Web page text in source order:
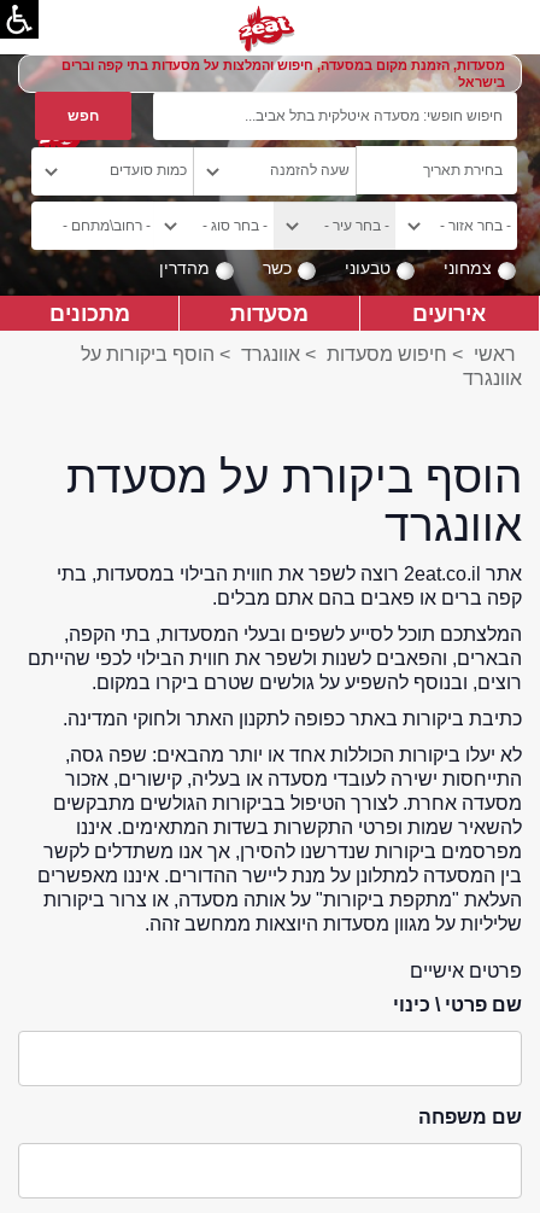
מסעדות, הזמנת מקום במסעדה, חיפוש והמלצות על מסעדות בתי קפה וברים
בישראל
צמחוני טבעוני כשר מהדרין
אירועים מסעדות מתכונים
ראשי > חיפוש מסעדות > אוונגרד > הוסף ביקורות על
אוונגרד
הוסף ביקורת על מסעדת
אוונגרד
אתר 2eat.co.il רוצה לשפר את חווית הבילוי במסעדות, בתי
קפה ברים או פאבים בהם אתם מבלים.
המלצתכם תוכל לסייע לשפים ובעלי המסעדות, בתי הקפה,
הבארים, והפאבים לשנות ולשפר את חווית הבילוי לכפי שהייתם
רוצים, ובנוסף להשפיע על גולשים שטרם ביקרו במקום.
כתיבת ביקורות באתר כפופה לתקנון האתר ולחוקי המדינה.
לא יעלו ביקורות הכוללות אחד או יותר מהבאים: שפה גסה,
התייחסות ישירה לעובדי מסעדה או בעליה, קישורים, אזכור
מסעדה אחרת. לצורך הטיפול בביקורות הגולשים מתבקשים
להשאיר שמות ופרטי התקשרות בשדות המתאימים. איננו
מפרסמים ביקורות שנדרשנו להסירן, אך אנו משתדלים לקשר
בין המסעדה למתלונן על מנת ליישר ההדורים. איננו מאפשרים
העלאת "מתקפת ביקורות" על אותה מסעדה, או צרור ביקורות
שליליות על מגוון מסעדות היוצאות ממחשב זהה.
פרטים אישיים
שם פרטי \ כינוי
שם משפחה